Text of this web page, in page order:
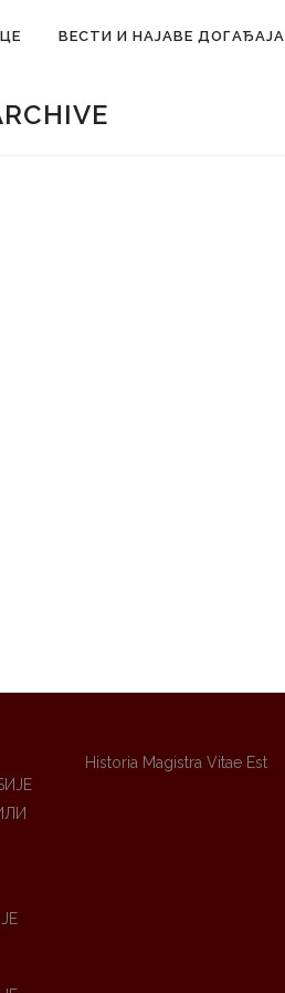
ВЕСТИ И НАЈАВЕ ДОГАЂАЈА
Historia Magistra Vitae Est